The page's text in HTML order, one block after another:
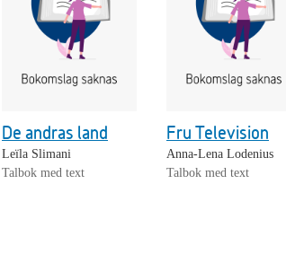
De andras land
Leïla Slimani
Talbok med text
Fru Television
Anna-Lena Lodenius
Talbok med text